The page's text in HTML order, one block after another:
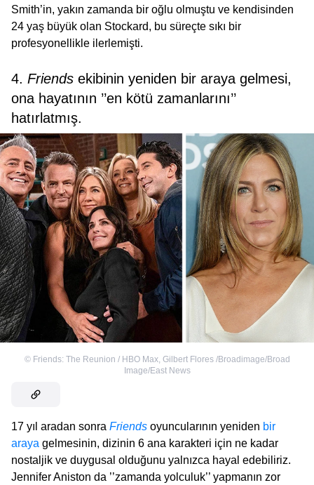
Smith’in, yakın zamanda bir oğlu olmuştu ve kendisinden
24 yaş büyük olan Stockard, bu süreçte sıkı bir
profesyonellikle ilerlemişti.
4. Friends ekibinin yeniden bir araya gelmesi,
ona hayatının ’’en kötü zamanlarını’’
hatırlatmış.
© Friends: The Reunion / HBO Max, Gilbert Flores /Broadimage/Broad
Image/East News
17 yıl aradan sonra Friends oyuncularının yeniden bir
araya gelmesinin, dizinin 6 ana karakteri için ne kadar
nostaljik ve duygusal olduğunu yalnızca hayal edebiliriz.
Jennifer Aniston da ’’zamanda yolculuk’’ yapmanın zor